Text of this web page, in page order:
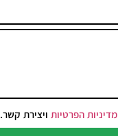
מדיניות הפרטיות ויצירת קשר.